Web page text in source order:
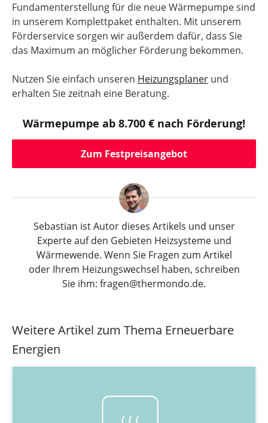
Fundamenterstellung für die neue Wärmepumpe sind
in unserem Komplettpaket enthalten. Mit unserem
Förderservice sorgen wir außerdem dafür, dass Sie
das Maximum an möglicher Förderung bekommen.
Nutzen Sie einfach unseren Heizungsplaner und
erhalten Sie zeitnah eine Beratung.
Wärmepumpe ab 8.700 € nach Förderung!
Zum Festpreisangebot
Sebastian ist Autor dieses Artikels und unser
Experte auf den Gebieten Heizsysteme und
Wärmewende. Wenn Sie Fragen zum Artikel
oder Ihrem Heizungswechsel haben, schreiben
Sie ihm: fragen@thermondo.de.
Weitere Artikel zum Thema Erneuerbare
Energien